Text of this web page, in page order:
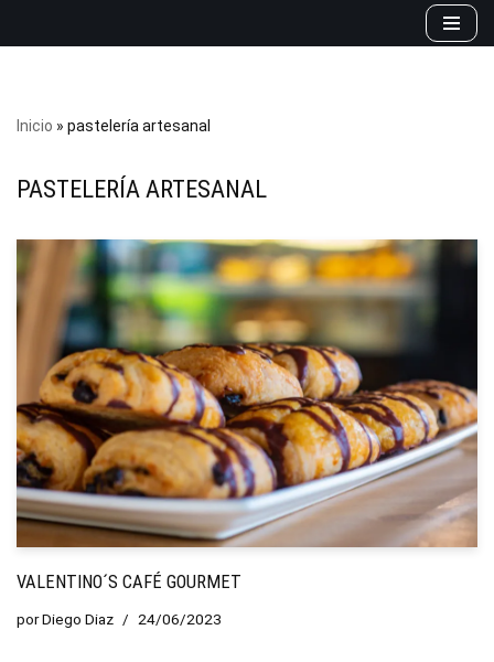
Inicio » pastelería artesanal
PASTELERÍA ARTESANAL
VALENTINO´S CAFÉ GOURMET
porDiego Diaz 24/06/2023